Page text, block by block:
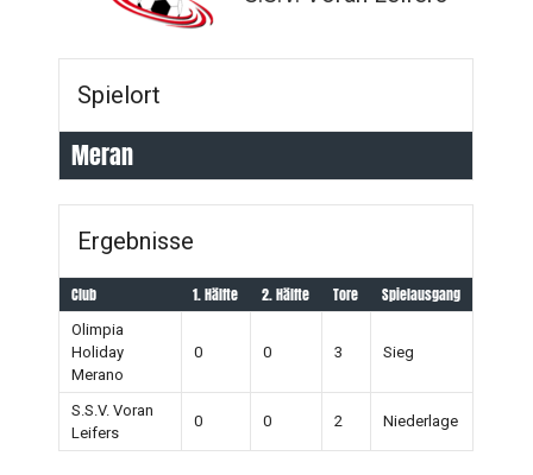
Spielort
Meran
Ergebnisse
Club 1. Hälfte 2. Hälfte Tore Spielausgang
Olimpia
Holiday
Merano
0 0 3 Sieg
S.S.V. Voran
Leifers
0 0 2 Niederlage